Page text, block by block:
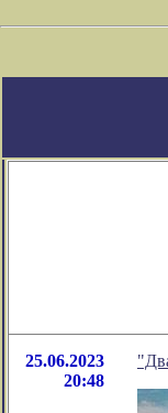
25.06.2023
20:48